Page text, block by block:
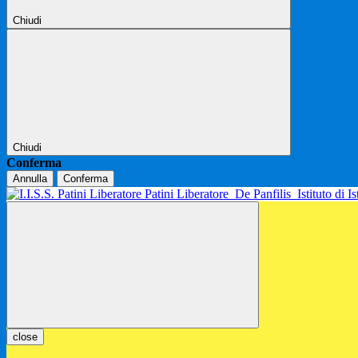
Chiudi
Chiudi
Conferma
Annulla Conferma
Patini Liberatore De Panfilis Istituto di
close